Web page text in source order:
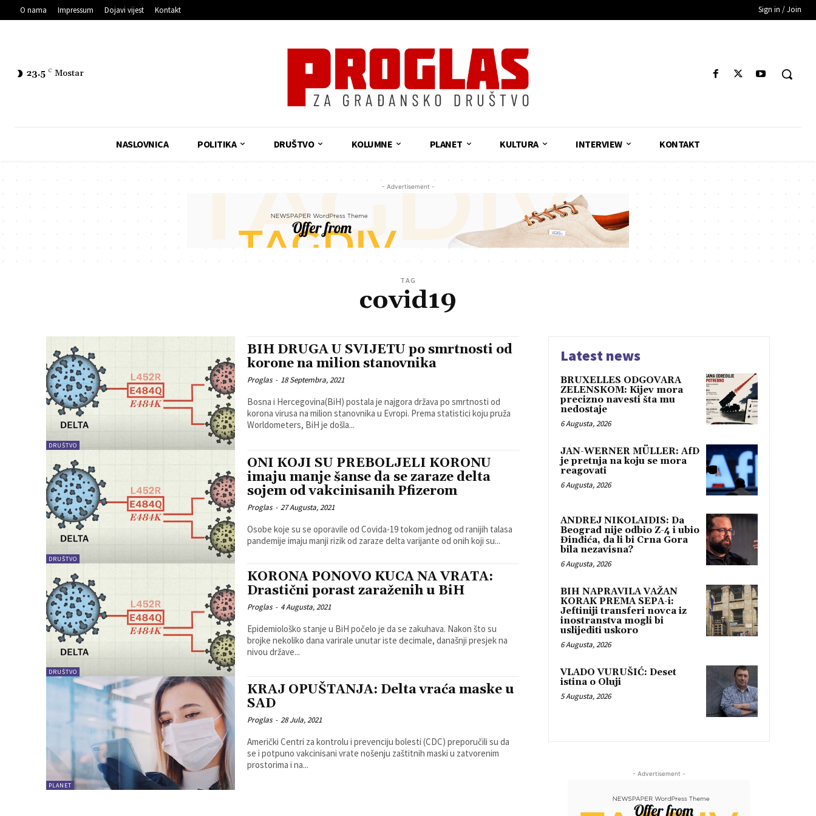
O nama Impressum Dojavi vijest Kontakt Sign in / Join
23.5 C Mostar
NASLOVNICA POLITIKA DRUŠTVO KOLUMNE PLANET KULTURA INTERVIEW KONTAKT
- Advertisement -
TAG
covid19
DRUŠTVO
BIH DRUGA U SVIJETU po smrtnosti od
korone na milion stanovnika
Proglas - 18 Septembra, 2021
Bosna i Hercegovina(BiH) postala je najgora država po smrtnosti od
korona virusa na milion stanovnika u Evropi. Prema statistici koju pruža
Worldometers, BiH je došla...
DRUŠTVO
ONI KOJI SU PREBOLJELI KORONU
imaju manje šanse da se zaraze delta
sojem od vakcinisanih Pfizerom
Proglas - 27 Augusta, 2021
Osobe koje su se oporavile od Covida-19 tokom jednog od ranijih talasa
pandemije imaju manji rizik od zaraze delta varijante od onih koji su...
DRUŠTVO
KORONA PONOVO KUCA NA VRATA:
Drastični porast zaraženih u BiH
Proglas - 4 Augusta, 2021
Epidemiološko stanje u BiH počelo je da se zakuhava. Nakon što su
brojke nekoliko dana varirale unutar iste decimale, današnji presjek na
nivou države...
PLANET
KRAJ OPUŠTANJA: Delta vraća maske u
SAD
Proglas - 28 Jula, 2021
Američki Centri za kontrolu i prevenciju bolesti (CDC) preporučili su da
se i potpuno vakcinisani vrate nošenju zaštitnih maski u zatvorenim
prostorima i na...
Latest news
BRUXELLES ODGOVARA
ZELENSKOM: Kijev mora
precizno navesti šta mu
nedostaje
6 Augusta, 2026
JAN-WERNER MÜLLER: AfD
je pretnja na koju se mora
reagovati
6 Augusta, 2026
ANDREJ NIKOLAIDIS: Da
Beograd nije odbio Z-4 i ubio
Đinđića, da li bi Crna Gora
bila nezavisna?
6 Augusta, 2026
BIH NAPRAVILA VAŽAN
KORAK PREMA SEPA-i:
Jeftiniji transferi novca iz
inostranstva mogli bi
uslijediti uskoro
6 Augusta, 2026
VLADO VURUŠIĆ: Deset
istina o Oluji
5 Augusta, 2026
- Advertisement -